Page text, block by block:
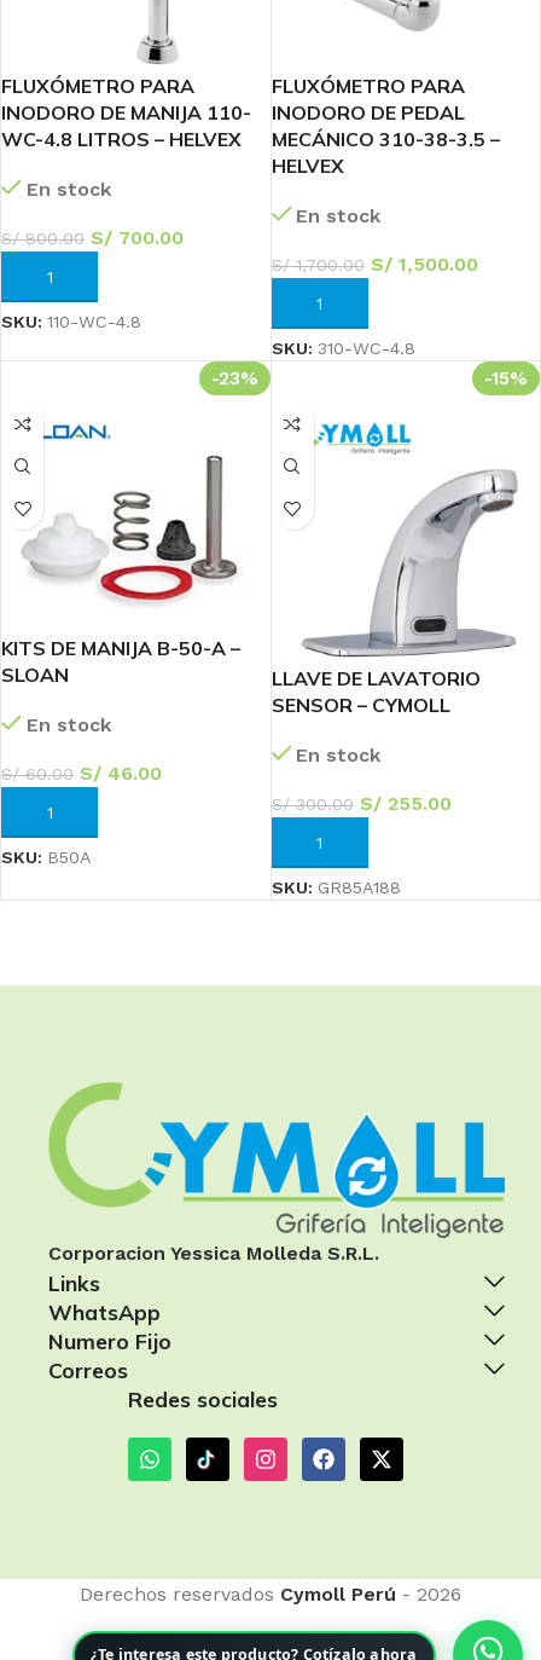
¿Te interesa este producto? Cotízalo ahora
FLUXÓMETRO PARA
INODORO DE MANIJA 110-
WC-4.8 LITROS – HELVEX
En stock
S/800.00 S/ 700.00
AÑADIR AL CARRITO
SKU: 110-WC-4.8
FLUXÓMETRO PARA
INODORO DE PEDAL
MECÁNICO 310-38-3.5 –
HELVEX
En stock
S/1,700.00 S/1,500.00
AÑADIR AL CARRITO
SKU: 310-WC-4.8
-23%
KITS DE MANIJA B-50-A –
SLOAN
En stock
S/60.00 S/ 46.00
AÑADIR AL CARRITO
SKU: B50A
-15%
LLAVE DE LAVATORIO
SENSOR – CYMOLL
En stock
S/300.00 S/255.00
AÑADIR AL CARRITO
SKU: GR85A188
Corporacion Yessica Molleda S.R.L.
Links
WhatsApp
Numero Fijo
Correos
Redes sociales
Derechos reservados Cymoll Perú - 2026